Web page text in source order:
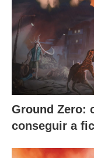
Ground Zero:
conseguir a